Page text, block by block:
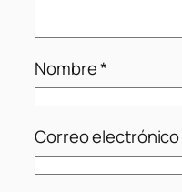
Nombre*
Correo